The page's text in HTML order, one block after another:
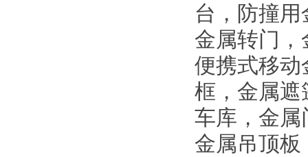
台，防撞
金属转门，
便携式移动
框，金属遮
车库，金属
金属吊顶板